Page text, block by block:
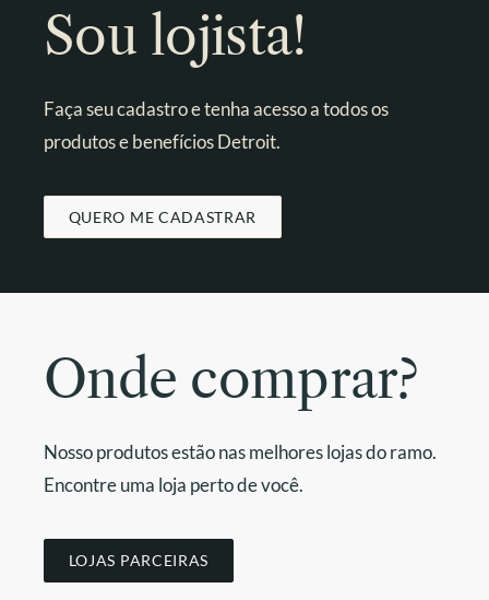
CONTATO
Sou lojista!
Faça seu cadastro e tenha acesso a todos os
produtos e benefícios Detroit.
QUERO ME CADASTRAR
Onde comprar?
Nosso produtos estão nas melhores lojas do ramo.
Encontre uma loja perto de você.
LOJAS PARCEIRAS